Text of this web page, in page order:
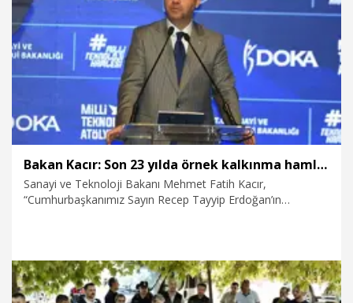
Bakan Kacır: Son 23 yılda örnek kalkınma hamlesine imza attık
Sanayi ve Teknoloji Bakanı Mehmet Fatih Kacır,
“Cumhurbaşkanımız Sayın Recep Tayyip Erdoğan’ın
projeleri hayata geçirdik” diyerek, 23 yılda imalat sanayi
katma değerinin 250 milyar doların üzerine, ihracatın da 278
milyar dolara çıkarıldığını söyledi.